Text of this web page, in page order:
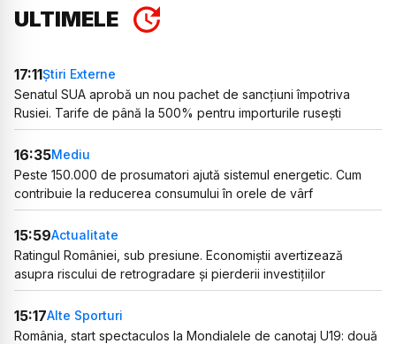
ULTIMELE
17:11Știri Externe
Senatul SUA aprobă un nou pachet de sancțiuni împotriva
Rusiei. Tarife de până la 500% pentru importurile rusești
16:35Mediu
Peste 150.000 de prosumatori ajută sistemul energetic. Cum
contribuie la reducerea consumului în orele de vârf
15:59Actualitate
Ratingul României, sub presiune. Economiștii avertizează
asupra riscului de retrogradare și pierderii investițiilor
15:17Alte Sporturi
România, start spectaculos la Mondialele de canotaj U19: două